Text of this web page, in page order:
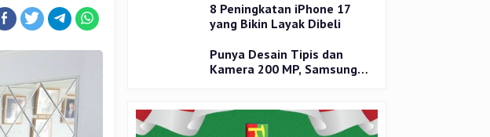
8 Peningkatan iPhone 17
yang Bikin Layak Dibeli
Punya Desain Tipis dan
Kamera 200 MP, Samsung